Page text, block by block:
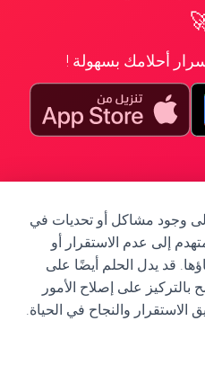
أحلامك بسهولة !
وجود مشاكل أو تحديات في
إلى عدم الاستقرار أو
قد يدل الحلم أيضًا على
بالتركيز على إصلاح الأمور
الاستقرار والنجاح في الحياة.